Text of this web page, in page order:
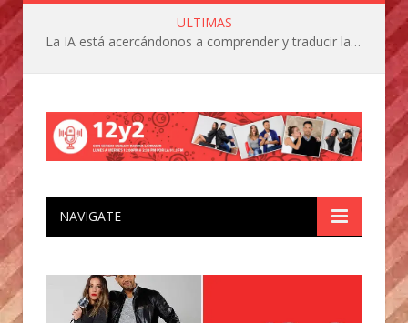
ULTIMAS
La IA está acercándonos a comprender y traducir las vocalizaciones y comportamientos de nuestras mascotas
NAVIGATE